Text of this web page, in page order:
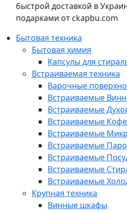
быстрой доставкой в
подарками от ckapbu.com
Бытовая техника
Бытовая химия
Капсулы для
Встраиваемая техника
Варочные
Встраиваемые
Встраиваемые
Встраиваемые
Встраиваемые
Встраиваемые
Встраиваемые
Встраиваемые
Встраиваемые
Крупная техника
Винные шкафы